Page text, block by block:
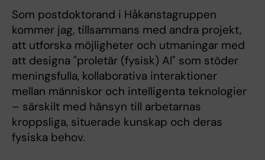
Som postdoktorand i Håkanstagruppen
kommer jag, tillsammans med andra projekt,
att utforska möjligheter och utmaningar med
att designa "proletär (fysisk) AI" som stöder
meningsfulla, kollaborativa interaktioner
mellan människor och intelligenta teknologier
– särskilt med hänsyn till arbetarnas
kroppsliga, situerade kunskap och deras
fysiska behov.